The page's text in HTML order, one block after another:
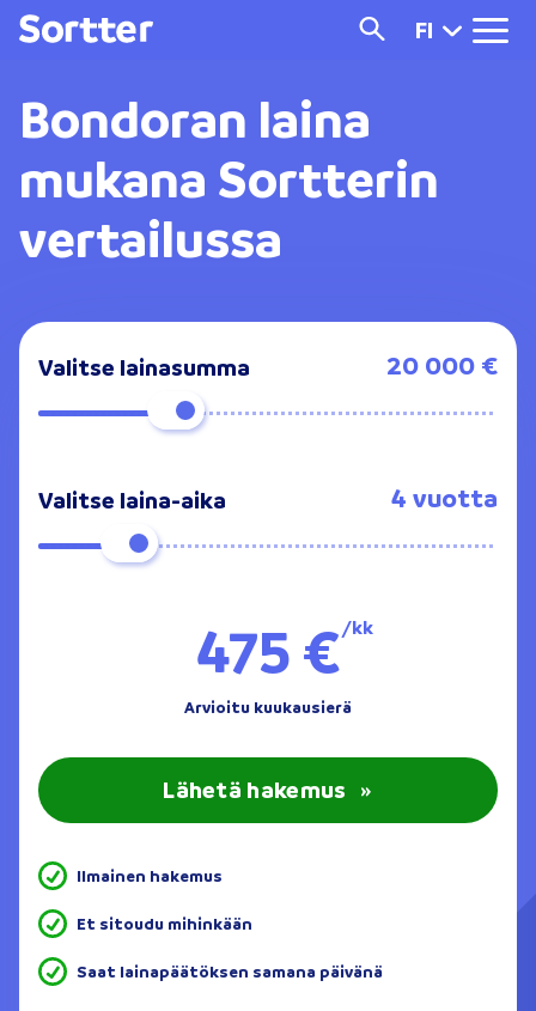
FI
Bondoran laina
mukana Sortterin
vertailussa
Valitse lainasumma 20 000 €
Valitse laina-aika 4 vuotta
475 €/kk
Arvioitu kuukausierä
Lähetä hakemus »
Ilmainen hakemus
Et sitoudu mihinkään
Saat lainapäätöksen samana päivänä